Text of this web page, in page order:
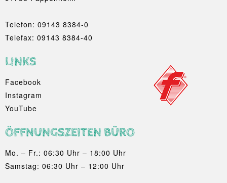
Telefon: 09143 8384-0
Telefax: 09143 8384-40
LINKS
Facebook
Instagram
YouTube
ÖFFNUNGSZEITEN BÜRO
Mo. – Fr.: 06:30 Uhr – 18:00 Uhr
Samstag: 06:30 Uhr – 12:00 Uhr